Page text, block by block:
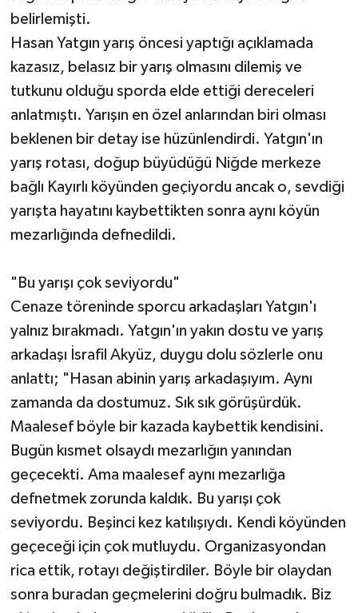
belirlemişti.
Hasan Yatgın yarış öncesi yaptığı açıklamada
kazasız, belasız bir yarış olmasını dilemiş ve
tutkunu olduğu sporda elde ettiği dereceleri
anlatmıştı. Yarışın en özel anlarından biri olması
beklenen bir detay ise hüzünlendirdi. Yatgın'ın
yarış rotası, doğup büyüdüğü Niğde merkeze
bağlı Kayırlı köyünden geçiyordu ancak o, sevdiği
yarışta hayatını kaybettikten sonra aynı köyün
mezarlığında defnedildi.
"Bu yarışı çok seviyordu"
Cenaze töreninde sporcu arkadaşları Yatgın'ı
yalnız bırakmadı. Yatgın'ın yakın dostu ve yarış
arkadaşı İsrafil Akyüz, duygu dolu sözlerle onu
anlattı; "Hasan abinin yarış arkadaşıyım. Aynı
zamanda da dostumuz. Sık sık görüşürdük.
Maalesef böyle bir kazada kaybettik kendisini.
Bugün kısmet olsaydı mezarlığın yanından
geçecekti. Ama maalesef aynı mezarlığa
defnetmek zorunda kaldık. Bu yarışı çok
seviyordu. Beşinci kez katılışıydı. Kendi köyünden
geçeceği için çok mutluydu. Organizasyondan
rica ettik, rotayı değiştirdiler. Böyle bir olaydan
sonra buradan geçmelerini doğru bulmadık. Biz